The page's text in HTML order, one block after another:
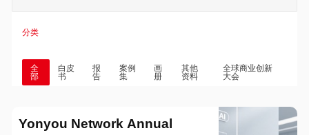
分类
全
部
白皮
书
报
告
案例
集
画
册
其他
资料
全球商业创新
大会
Yonyou Network Annual